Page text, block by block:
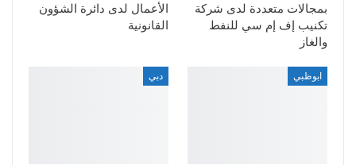
بمجالات متعددة لدى شركة
تكنيب إف إم سي للنفط
والغاز
الأعمال لدى دائرة الشؤون
القانونية
ابوظبي دبي